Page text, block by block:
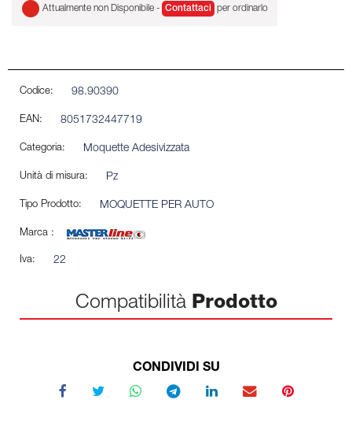
Attualmente non Disponibile - Contattaci per ordinarlo
Codice: 98.90390
EAN: 8051732447719
Categoria: Moquette Adesivizzata
Unità di misura: Pz
Tipo Prodotto: MOQUETTE PER AUTO
Marca :
Iva: 22
Compatibilità Prodotto
CONDIVIDI SU